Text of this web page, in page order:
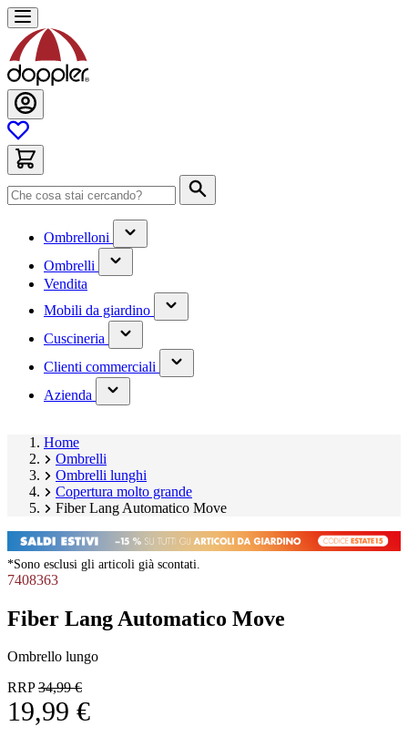
Salta
al
contenuto
Ombrelloni
(contiene
un
sottomenu)
Ombrelli
(contiene
un
Vendita
Mobili da giardino
(contiene
un
Cuscineria
(contiene
un
sottomenu)
Clienti commerciali
(has
submenu)
Azienda
(has
submenu)
Home
Ombrelli
Ombrelli lunghi
Copertura molto grande
Fiber Lang Automatico Move
*Sono esclusi gli articoli già scontati.
7408363
Fiber Lang Automatico Move
Ombrello lungo
RRP34,99 €
19,99 €